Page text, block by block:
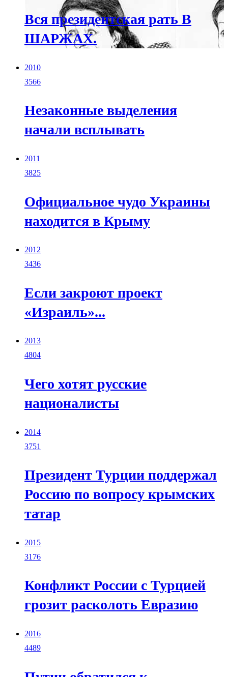
Вся президентская рать В
ШАРЖАХ.
2010
3566
Незаконные выделения
начали всплывать
2011
3825
Официальное чудо Украины
находится в Крыму
2012
3436
Если закроют проект
«Израиль»...
2013
4804
Чего хотят русские
националисты
2014
3751
Президент Турции поддержал
Россию по вопросу крымских
татар
2015
3176
Конфликт России с Турцией
грозит расколоть Евразию
2016
4489